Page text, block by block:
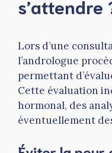
s’attendre
Lors d’une
l’andrologue
permettant
Cette évaluation
hormonal, des
éventuellement